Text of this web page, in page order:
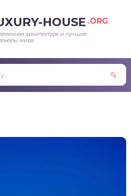
HOUSE .ORG
архитектура и лучшие
мира